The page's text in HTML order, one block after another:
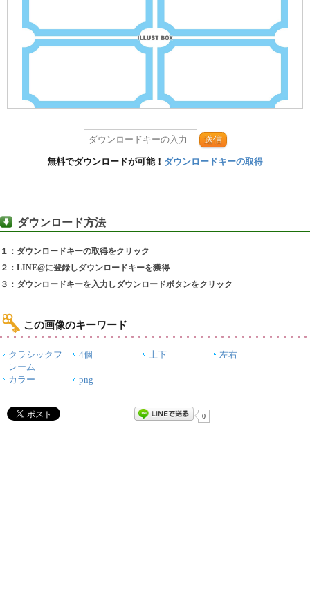
送信
無料でダウンロードが可能！ ダウンロードキーの取得
ダウンロード方法
１：ダウンロードキーの取得をクリック
２：LINE@に登録しダウンロードキーを獲得
３：ダウンロードキーを入力しダウンロードボタンをクリック
この画像のキーワード
クラシックフ
レーム
4個 上下 左右
カラー png
0